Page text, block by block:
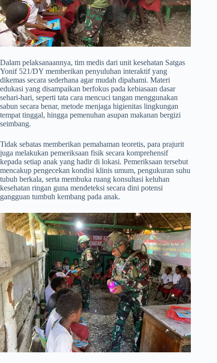
​Dalam pelaksanaannya, tim medis dari unit kesehatan Satgas
Yonif 521/DY memberikan penyuluhan interaktif yang
dikemas secara sederhana agar mudah dipahami. Materi
edukasi yang disampaikan berfokus pada kebiasaan dasar
sehari-hari, seperti tata cara mencuci tangan menggunakan
sabun secara benar, metode menjaga higienitas lingkungan
tempat tinggal, hingga pemenuhan asupan makanan bergizi
seimbang.
​Tidak sebatas memberikan pemahaman teoretis, para prajurit
juga melakukan pemeriksaan fisik secara komprehensif
kepada setiap anak yang hadir di lokasi. Pemeriksaan tersebut
mencakup pengecekan kondisi klinis umum, pengukuran suhu
tubuh berkala, serta membuka ruang konsultasi keluhan
kesehatan ringan guna mendeteksi secara dini potensi
gangguan tumbuh kembang pada anak.